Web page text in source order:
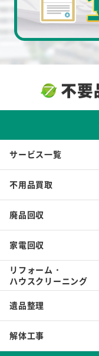
サービス一覧
不用品買取
廃品回収
家電回収
リフォーム・
ハウスクリーニング
遺品整理
解体工事